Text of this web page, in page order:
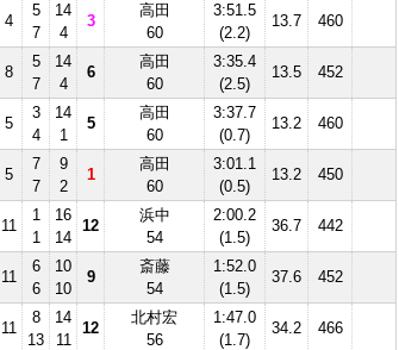
4
5
7
14
4
3
高田
60
3:51.5
(2.2)
13.7 460
8
5
7
14
4
6
高田
60
3:35.4
(2.5)
13.5 452
5
3
4
14
1
5
高田
60
3:37.7
(0.7)
13.2 460
5
7
7
9
2
1
高田
60
3:01.1
(0.5)
13.2 450
11
1
1
16
14
12
浜中
54
2:00.2
(1.5)
36.7 442
11
6
6
10
10
9
斎藤
54
1:52.0
(1.5)
37.6 452
11
8
13
14
11
12
北村宏
56
1:47.0
(1.7)
34.2 466